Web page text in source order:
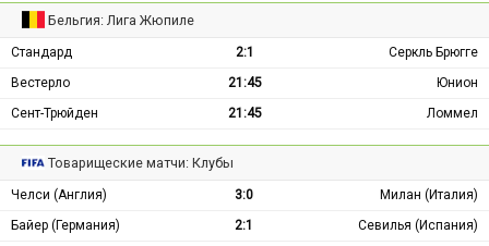
Бельгия: Лига Жюпиле
Стандард 2:1
Серкль Брюгге
Вестерло
21:45
Юнион
Сент-Трюйден
21:45 Ломмел
Товарищеские матчи: Клубы
Челси (Англия) 3:0
Милан (Италия)
Байер (Германия)
2:1
Севилья (Испания)